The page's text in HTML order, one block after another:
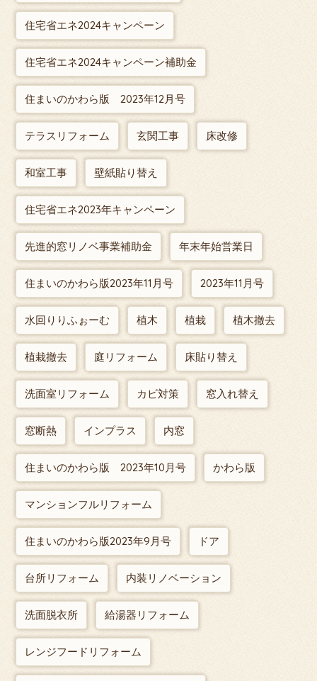
住宅省エネ2024キャンペーン
住宅省エネ2024キャンペーン補助金
住まいのかわら版 2023年12月号
テラスリフォーム 玄関工事 床改修
和室工事 壁紙貼り替え
住宅省エネ2023年キャンペーン
先進的窓リノベ事業補助金 年末年始営業日
住まいのかわら版2023年11月号 2023年11月号
水回りりふぉーむ 植木 植栽 植木撤去
植栽撤去 庭リフォーム 床貼り替え
洗面室リフォーム カビ対策 窓入れ替え
窓断熱 インプラス 内窓
住まいのかわら版 2023年10月号 かわら版
マンションフルリフォーム
住まいのかわら版2023年9月号 ドア
台所リフォーム 内装リノベーション
洗面脱衣所 給湯器リフォーム
レンジフードリフォーム